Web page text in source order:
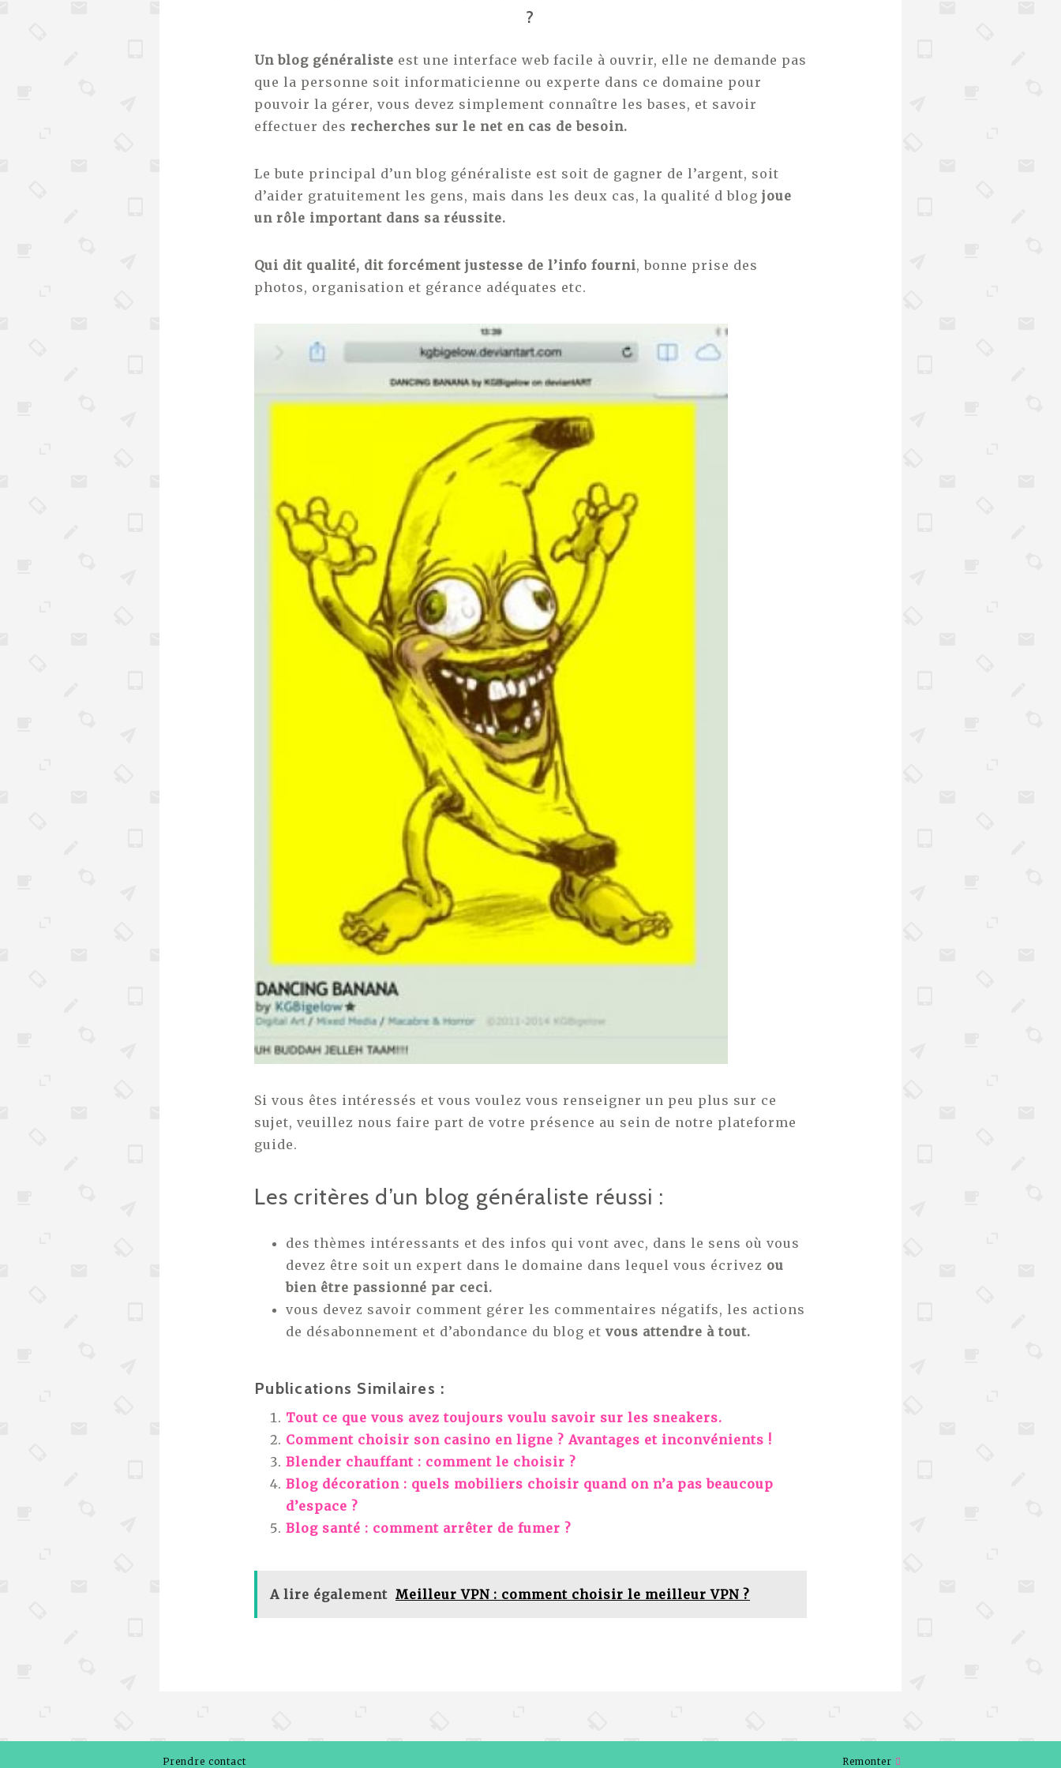
?
Un blog généraliste est une interface web facile à ouvrir, elle ne demande pas
que la personne soit informaticienne ou experte dans ce domaine pour
pouvoir la gérer, vous devez simplement connaître les bases, et savoir
effectuer des recherches sur le net en cas de besoin.
Le bute principal d’un blog généraliste est soit de gagner de l’argent, soit
d’aider gratuitement les gens, mais dans les deux cas, la qualité d blog joue
un rôle important dans sa réussite.
Qui dit qualité, dit forcément justesse de l’info fourni, bonne prise des
photos, organisation et gérance adéquates etc.
Si vous êtes intéressés et vous voulez vous renseigner un peu plus sur ce
sujet, veuillez nous faire part de votre présence au sein de notre plateforme
guide.
Les critères d’un blog généraliste réussi :
des thèmes intéressants et des infos qui vont avec, dans le sens où vous
devez être soit un expert dans le domaine dans lequel vous écrivez ou
bien être passionné par ceci.
vous devez savoir comment gérer les commentaires négatifs, les actions
de désabonnement et d’abondance du blog et vous attendre à tout.
Publications Similaires :
Tout ce que vous avez toujours voulu savoir sur les sneakers.
Comment choisir son casino en ligne ? Avantages et inconvénients !
Blender chauffant : comment le choisir ?
Blog décoration : quels mobiliers choisir quand on n’a pas beaucoup
d’espace ?
Blog santé : comment arrêter de fumer ?
A lire également Meilleur VPN : comment choisir le meilleur VPN ?
Prendre contact Remonter